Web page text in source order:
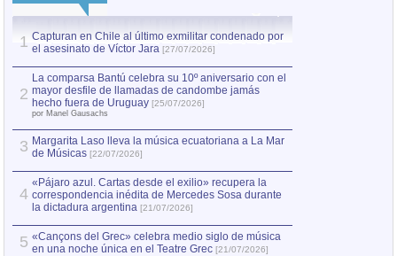
1 Capturan en Chile al último exmilitar condenado por
el asesinato de Víctor Jara [27/07/2026]
2
La comparsa Bantú celebra su 10º aniversario con el
mayor desfile de llamadas de candombe jamás
hecho fuera de Uruguay [25/07/2026]
por Manel Gausachs
3 Margarita Laso lleva la música ecuatoriana a La Mar
de Músicas [22/07/2026]
4
«Pájaro azul. Cartas desde el exilio» recupera la
correspondencia inédita de Mercedes Sosa durante
la dictadura argentina [21/07/2026]
5 «Cançons del Grec» celebra medio siglo de música
en una noche única en el Teatre Grec [21/07/2026]